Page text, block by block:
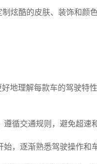
炫酷的皮肤、装饰和颜
地理解每款车的驾驶特
循交通规则，避免超速
，逐渐熟悉驾驶操作和